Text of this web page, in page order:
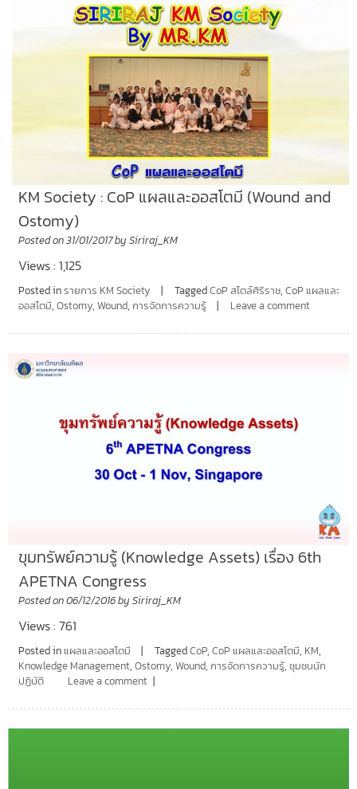
KM Society : CoP แผลและออสโตมี (Wound and
Ostomy)
Posted on31/01/2017by Siriraj_KM
Views : 1,125
Posted inรายการ KM Society TaggedCoP สไตล์ศิริราช, CoP แผลและ
ออสโตมี, Ostomy, Wound, การจัดการความรู้ Leave a comment
ขุมทรัพย์ความรู้ (Knowledge Assets) เรื่อง 6th
APETNA Congress
Posted on06/12/2016by Siriraj_KM
Views : 761
Posted in แผลและออสโตมี TaggedCoP, CoP แผลและออสโตมี, KM,
Knowledge Management, Ostomy, Wound, การจัดการความรู้, ชุมชนนัก
ปฏิบัติ
Leave a comment